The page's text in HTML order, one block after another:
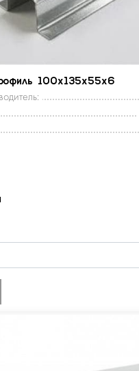
100х135х55х6